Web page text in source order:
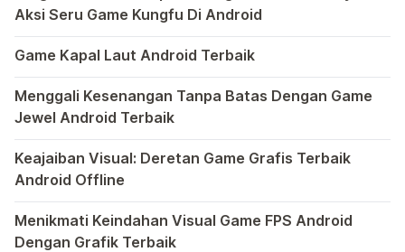
Aksi Seru Game Kungfu Di Android
Dunia game selalu menawarkan pengalaman yang
Game Kapal Laut Android Terbaik
Di dunia game Android yang kaya dengan berbagai jenis
Menggali Kesenangan Tanpa Batas Dengan Game
Jewel Android Terbaik
Dalam hiruk-pikuk dunia game Android, ada satu genre
Keajaiban Visual: Deretan Game Grafis Terbaik
Android Offline
Ponsel pintar telah mengubah cara kita bermain game,
Menikmati Keindahan Visual Game FPS Android
Dengan Grafik Terbaik